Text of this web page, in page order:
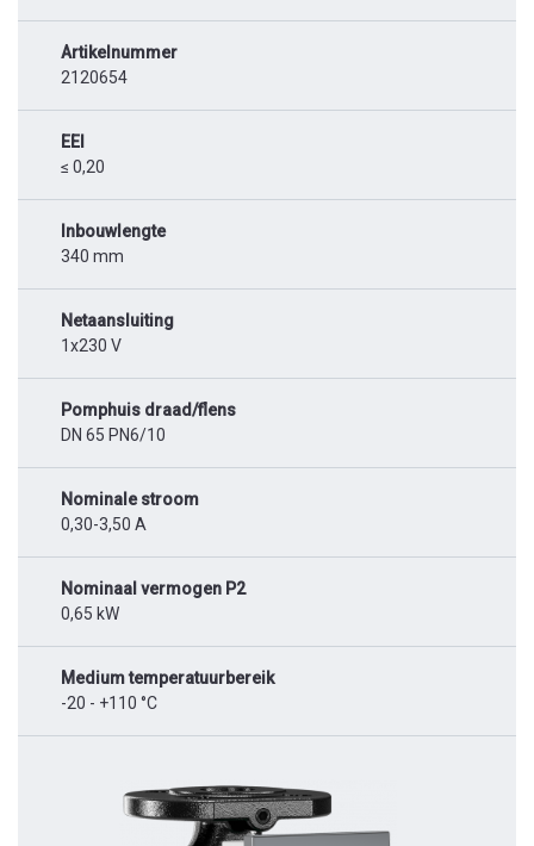
Artikelnummer
2120654
EEI
≤ 0,20
Inbouwlengte
340 mm
Netaansluiting
1x230 V
Pomphuis draad/flens
DN 65 PN6/10
Nominale stroom
0,30-3,50 A
Nominaal vermogen P2
0,65 kW
Medium temperatuurbereik
-20 - +110 °C